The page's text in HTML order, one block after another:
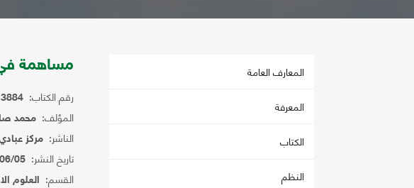
المعارف العامة
المعرفة
الكتاب
النظم
مساهمة في
رقم الكتاب: 3884
المؤلف: محمد
الناشر: مركز
تاريخ النشر: AM
القسم: العلوم